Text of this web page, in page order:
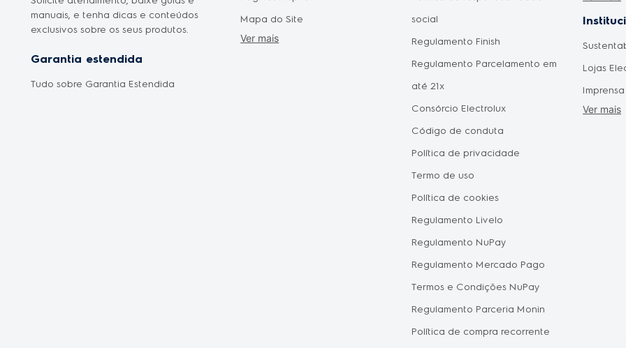
manuais, e tenha dicas e conteúdos
exclusivos sobre os seus produtos.
Garantia estendida
Tudo sobre Garantia Estendida
Mapa do Site
Cyber Monday
Ver mais
social
Regulamento Finish
Regulamento Parcelamento em
até 21x
Consórcio Electrolux
Código de conduta
Política de privacidade
Termo de uso
Política de cookies
Regulamento Livelo
Regulamento NuPay
Regulamento Mercado Pago
Termos e Condições NuPay
Regulamento Parceria Monin
Política de compra recorrente
Como
Lojas
Imprensa
Ver mais